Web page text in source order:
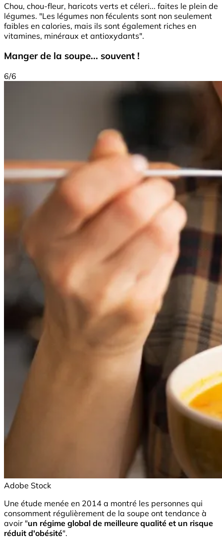
Chou, chou-fleur, haricots verts et céleri... faites le plein de
légumes. "Les légumes non féculents sont non seulement
faibles en calories, mais ils sont également riches en
vitamines, minéraux et antioxydants".
Manger de la soupe... souvent !
6/6
Adobe Stock
Une étude menée en 2014 a montré les personnes qui
consomment régulièrement de la soupe ont tendance à
avoir "un régime global de meilleure qualité et un risque
réduit d'obésité".